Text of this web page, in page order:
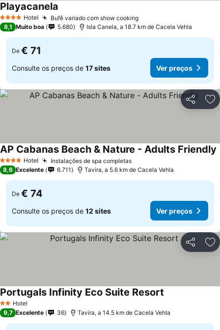
4 EstrelasHotel Bufê variado com show cookingVer preços
Playacanela
8,1 Muito boa 5.680 Isla Canela, a 18.7 km de Cacela Vehla
De € 71
Consulte os preços de 17 sites Ver preços
Partilhar
4 EstrelasHotel Instalações de spa completasVer preços
AP Cabanas Beach & Nature - Adults Friendly
8,6 Excelente 6.711 Tavira, a 5.6 km de Cacela Vehla
De € 74
Consulte os preços de 12 sites Ver preços
Partilhar
2 Estrelas
Hotel
Portugals Infinity Eco Suite Resort
9,7 Excelente 36 Tavira, a 14.5 km de Cacela Vehla